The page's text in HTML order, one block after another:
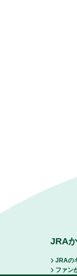
JRA
JRAの
ファン